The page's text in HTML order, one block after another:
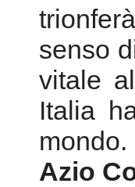
senso
vitale
Italia
mondo.
Azio